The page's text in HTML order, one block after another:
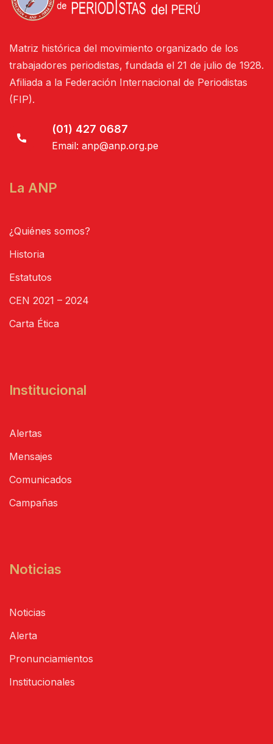
Matriz histórica del movimiento organizado de los
trabajadores periodistas, fundada el 21 de julio de 1928.
Afiliada a la Federación Internacional de Periodistas
(FIP).
(01) 427 0687
Email: anp@anp.org.pe
La ANP
¿Quiénes somos?
Historia
Estatutos
CEN 2021 – 2024
Carta Ética
Institucional
Alertas
Mensajes
Comunicados
Campañas
Noticias
Noticias
Alerta
Pronunciamientos
Institucionales